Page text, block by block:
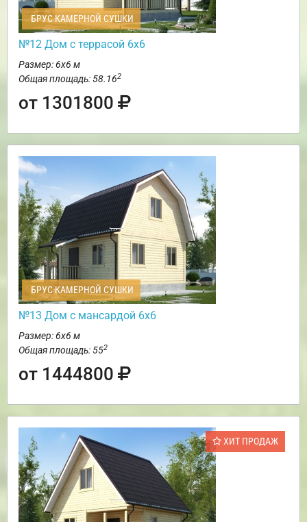
БРУС КАМЕРНОЙ СУШКИ
№12 Дом с террасой 6х6
Размер: 6х6 м
Общая площадь: 58.162
от 1301800
БРУС КАМЕРНОЙ СУШКИ
№13 Дом с мансардой 6х6
Размер: 6х6 м
Общая площадь: 552
от 1444800
ХИТ ПРОДАЖ